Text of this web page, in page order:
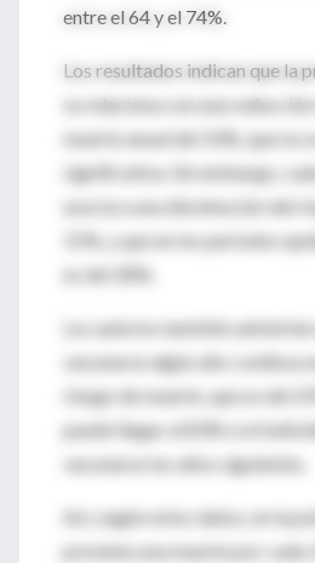
entre el 64 y el 74%.
Los resultados indican que la
se relaciona con una
muerte anual del 10%, que no
significativa. Sin embargo,
asocia a una disminución del
15%, y que en los períodos
es del 28%.
Los autores también advierten
vacunarse algún año conlleva
riesgo de muerte, que es del
puede llegar al 83% si el
vacunarse los años siguientes.
Así, según estos datos, en la
previene una muerte por cada